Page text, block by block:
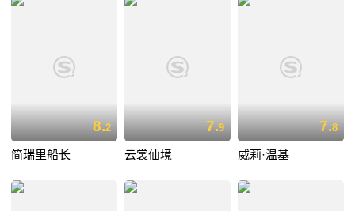
8.2
简瑞里船长
7.9
云裳仙境
7.8
威莉·温基